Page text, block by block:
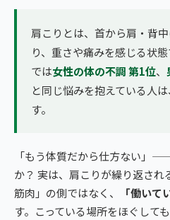
肩こりとは、首から肩・背
り、重さや痛みを感じる状
では女性の体の不調 第1位、
と同じ悩みを抱えている人
す。
「もう体質だから仕方ない」
か？ 実は、肩こりが繰り返され
筋肉」の側ではなく、
「働いて
す。こっている場所をほぐして